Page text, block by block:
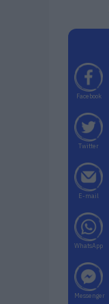
Facebook
Twitter
E-mail
WhatsApp
Messenger